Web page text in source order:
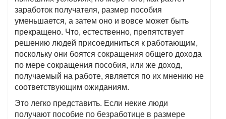
заработок получателя, размер пособия
уменьшается, а затем оно и вовсе может быть
прекращено. Что, естественно, препятствует
решению людей присоединиться к работающим,
поскольку они боятся сокращения общего дохода
по мере сокращения пособия, или же доход,
получаемый на работе, является по их мнению не
соответствующим ожиданиям.
Это легко представить. Если некие люди
получают пособие по безработице в размере